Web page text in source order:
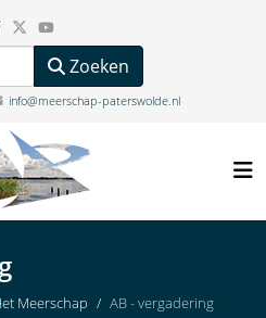
Zoeken
info@meerschap-paterswolde.nl
Meerschap AB - vergadering